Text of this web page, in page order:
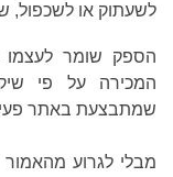
לשעתוק או לשכפול,
הספק שומר
המכירה על פי
שמתבצעת באתר
מבלי לגרוע מהאמור